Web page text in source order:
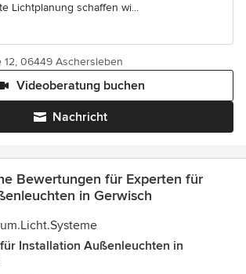
Lichtplanung schaffen wi...
Nachricht
Videoberatung buchen
12, 06449 Aschersleben
Bewertungen für Experten für
in Gerwisch
Installation Außenleuchten in